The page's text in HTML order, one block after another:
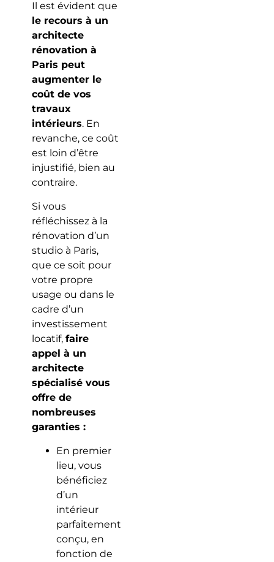
Il est évident que
le recours à un
architecte
rénovation à
Paris peut
augmenter le
coût de vos
travaux
intérieurs. En
revanche, ce coût
est loin d’être
injustifié, bien au
contraire.
Si vous
réfléchissez à la
rénovation d’un
studio à Paris,
que ce soit pour
votre propre
usage ou dans le
cadre d’un
investissement
locatif, faire
appel à un
architecte
spécialisé vous
offre de
nombreuses
garanties :
En premier
lieu, vous
bénéficiez
d’un
intérieur
parfaitement
conçu, en
fonction de